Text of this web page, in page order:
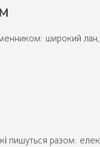
широкий
пишуться разом: